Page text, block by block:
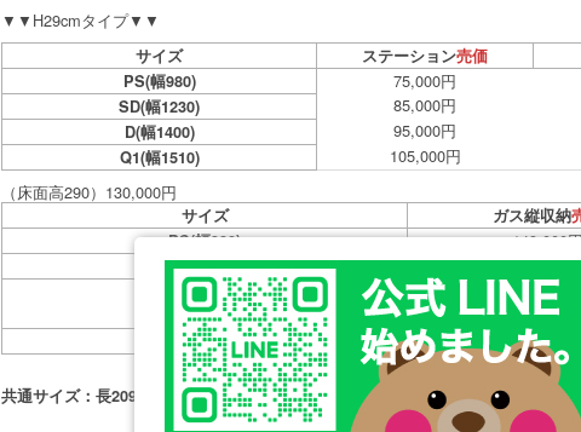
▼▼H29cmタイプ▼▼
サイズ ステーション売価
PS(幅980)
75,000円
SD(幅1230) 85,000円
D(幅1400) 95,000円
Q1(幅1510) 105,000円
（床面高290）130,000円
サイズ ガス縦収納
PS(幅980)
149,000
SD(幅1230) 159,000
D(幅1400) 169,000円
Q1(幅1510) 179,000円
共通サイズ：長2092×高900 （床面高290）